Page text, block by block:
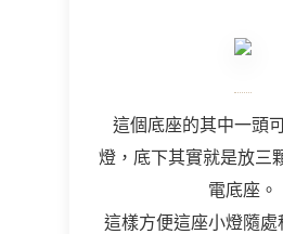
這個底座的其中一頭
燈，底下其實就是放三
電底座。
這樣方便這座小燈隨